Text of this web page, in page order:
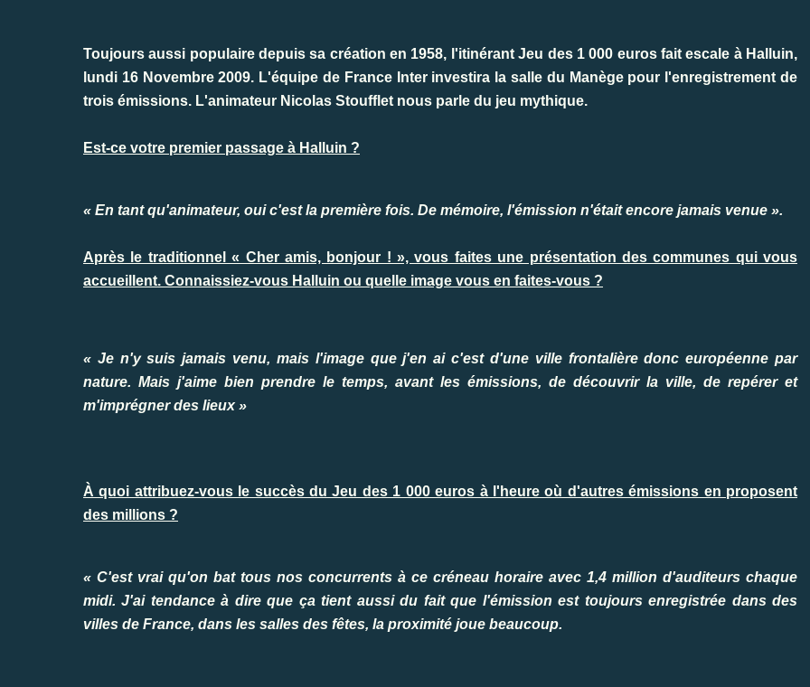
Toujours aussi populaire depuis sa création en 1958, l'itinérant Jeu des 1 000 euros fait escale à Halluin,
lundi 16 Novembre 2009. L'équipe de France Inter investira la salle du Manège pour l'enregistrement de
trois émissions. L'animateur Nicolas Stoufflet nous parle du jeu mythique.
Est-ce votre premier passage à Halluin ?
« En tant qu'animateur, oui c'est la première fois. De mémoire, l'émission n'était encore jamais venue ».
Après le traditionnel « Cher amis, bonjour ! », vous faites une présentation des communes qui vous
accueillent. Connaissiez-vous Halluin ou quelle image vous en faites-vous ?
« Je n'y suis jamais venu, mais l'image que j'en ai c'est d'une ville frontalière donc européenne par
nature. Mais j'aime bien prendre le temps, avant les émissions, de découvrir la ville, de repérer et
m'imprégner des lieux »
À quoi attribuez-vous le succès du Jeu des 1 000 euros à l'heure où d'autres émissions en proposent
des millions ?
« C'est vrai qu'on bat tous nos concurrents à ce créneau horaire avec 1,4 million d'auditeurs chaque
midi. J'ai tendance à dire que ça tient aussi du fait que l'émission est toujours enregistrée dans des
villes de France, dans les salles des fêtes, la proximité joue beaucoup.